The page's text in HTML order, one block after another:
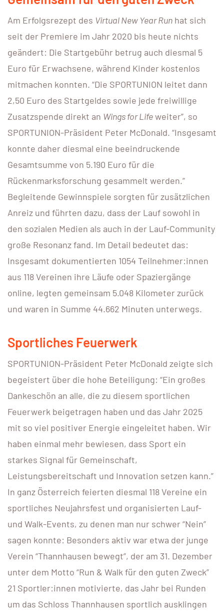
Am Erfolgsrezept des Virtual New Year Run hat sich
seit der Premiere im Jahr 2020 bis heute nichts
geändert: Die Startgebühr betrug auch diesmal 5
Euro für Erwachsene, während Kinder kostenlos
mitmachen konnten. “Die SPORTUNION leitet dann
2,50 Euro des Startgeldes sowie jede freiwillige
Zusatzspende direkt an Wings for Lifeweiter”, so
SPORTUNION-Präsident Peter McDonald. “Insgesamt
konnte daher diesmal eine beeindruckende
Gesamtsumme von 5.190 Euro für die
Rückenmarksforschung gesammelt werden.”
Begleitende Gewinnspiele sorgten für zusätzlichen
Anreiz und führten dazu, dass der Lauf sowohl in
den sozialen Medien als auch in der Lauf-Community
große Resonanz fand. Im Detail bedeutet das:
Insgesamt dokumentierten 1054 Teilnehmer:innen
aus 118 Vereinen ihre Läufe oder Spaziergänge
online, legten gemeinsam 5.048 Kilometer zurück
und waren in Summe 44.662 Minuten unterwegs.
Sportliches Feuerwerk
SPORTUNION-Präsident Peter McDonald zeigte sich
begeistert über die hohe Beteiligung: “Ein großes
Dankeschön an alle, die zu diesem sportlichen
Feuerwerk beigetragen haben und das Jahr 2025
mit so viel positiver Energie eingeleitet haben. Wir
haben einmal mehr bewiesen, dass Sport ein
starkes Signal für Gemeinschaft,
Leistungsbereitschaft und Innovation setzen kann.”
In ganz Österreich feierten diesmal 118 Vereine ein
sportliches Neujahrsfest und organisierten Lauf-
und Walk-Events, zu denen man nur schwer “Nein”
sagen konnte: Besonders aktiv war etwa der junge
Verein “Thannhausen bewegt”, der am 31. Dezember
unter dem Motto “Run & Walk für den guten Zweck”
21 Sportler:innen motivierte, das Jahr bei Runden
um das Schloss Thannhausen sportlich ausklingen